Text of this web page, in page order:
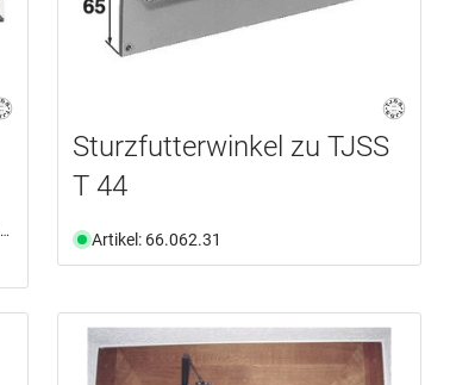
Sturzfutterwinkel zu TJSS
T 44
Artikel: 66.062.31